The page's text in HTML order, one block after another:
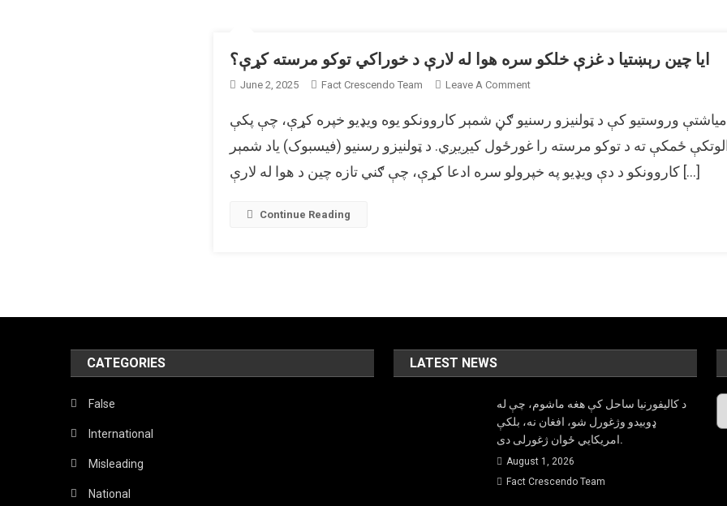
ایا چین رېښتیا د غزې خلکو سره هوا له لارې د خوراکي توکو مرسته کړې؟
June 2, 2025 Fact Crescendo Team Leave A CommentOn
چین
رېښتیا
غزې
می میاشتې وروستیو کې د ټولنیزو رسنیو ګڼ شمېر کاروونکو یوه ویډیو خپره کړې، چې پکې
ځمکې ته د توکو مرسته را غورځول کیږيږي. د ټولنیزو رسنیو (فیسبوک) یاد شمېر
کاروونکو د دې ویډیو په خپرولو سره ادعا کړې، چې ګني تازه چین د هوا له لارې […]
Continue Reading
CATEGORIES
False
International
Misleading
National
LATEST NEWS
د کالیفورنیا ساحل کې هغه ماشوم، چې له
ډوبیدو وژغورل شو، افغان نه، بلکې
امریکایي ځوان ژغورلی دی.
August 1, 2026
Fact Crescendo Team